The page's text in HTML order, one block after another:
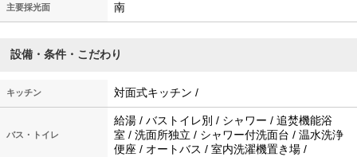
主要採光面 南
設備・条件・こだわり
キッチン 対面式キッチン /
バス・トイレ
給湯 / バストイレ別 / シャワー / 追焚機能浴
室 / 洗面所独立 / シャワー付洗面台 / 温水洗浄
便座 / オートバス / 室内洗濯機置き場 /